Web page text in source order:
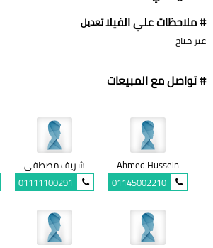
# ملاحظات علي الفيلاتعديل
غير متاح
# تواصل مع المبيعات
Ahmed Hussein
01145002210
شريف مصطفى
01111100291